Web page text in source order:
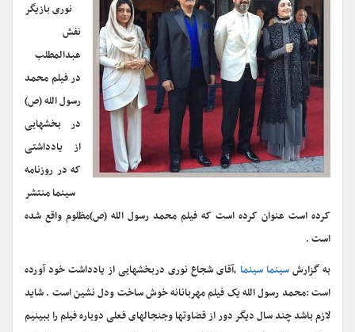
نوری بازیگر
نفش
عبدالمطلب
در فیلم محمد
رسول الله (ص)
در بخشهایی
از یادداشتی
که در روزنامه
سینما منتشر
کرده است عنوان کرده است که فیلم محمد رسول الله (ص)مظلوم واقع شده
است .
به گزارشسینما سینما ،آقای شجاع نوری دربخشهایی از یادداشت خود آورده
است :محمد رسول الله یک فیلم مهربانانه خوش ساخت ودل نشین است . شاید
لازم باشد چند سال دیگر دور از قضاوتها وجنجالهای فعلی دوباره فیلم را ببینیم